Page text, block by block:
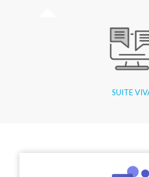
SUITE